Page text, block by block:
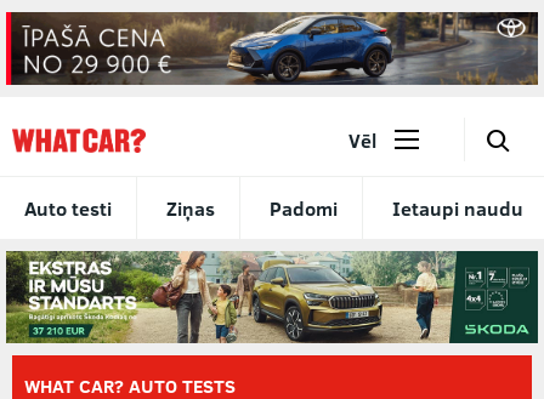
Auto testi Ziņas Padomi Ietaupi naudu
Vēl 🔎
WHAT CAR? AUTO TESTS